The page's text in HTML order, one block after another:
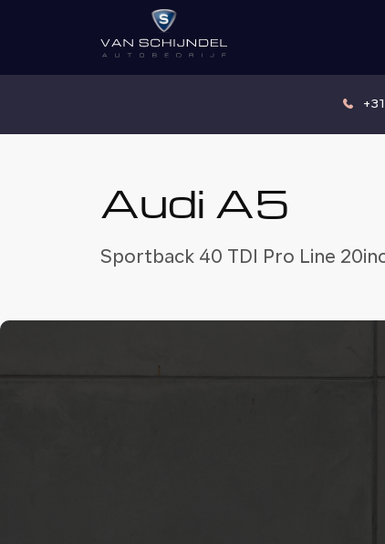
Audi A5
Sportback 40 TDI Pro Line